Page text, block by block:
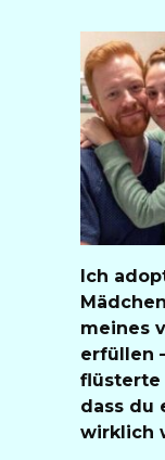
Ich
meines
erfüllen
flüsterte
dass du
wirklich